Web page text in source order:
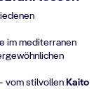
im mediterranen
vom stilvollen Kaito